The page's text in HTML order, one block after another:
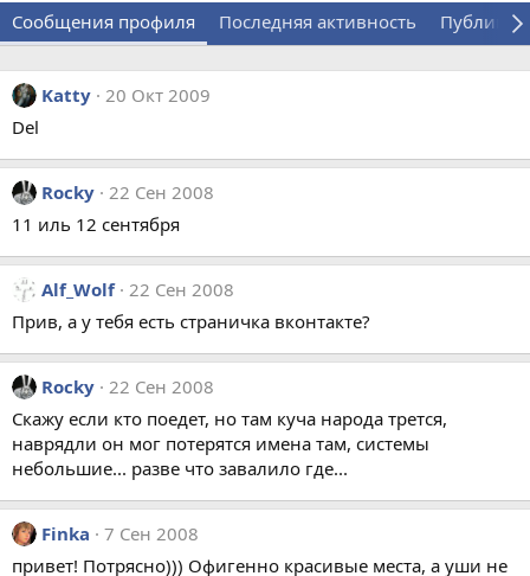
Сообщения профиля Последняя активность
Katty 20 Окт 2009
Del
Rocky 22 Сен 2008
11 иль 12 сентября
Alf_Wolf 22 Сен 2008
Прив, а у тебя есть страничка вконтакте?
Rocky 22 Сен 2008
Скажу если кто поедет, но там куча народа трется,
наврядли он мог потерятся имена там, системы
небольшие... разве что завалило где...
Finka
7 Сен 2008
привет! Потрясно))) Офигенно красивые места, а уши не